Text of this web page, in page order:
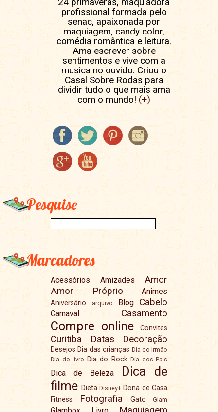
profissional formada pelo
senac, apaixonada por
maquiagem, candy color,
comédia romântica e leitura.
Ama escrever sobre
sentimentos e vive com a
musica no ouvido. Criou o
Casal Sobre Rodas para
dividir tudo o que mais ama
com o mundo! (+)
Pesquise
Marcadores
Acessórios Amizades
Amor
Amor Próprio
Animes
Aniversário arquivo Blog Cabelo
Carnaval Casamento
Compre online Convites
Curitiba Datas Decoração
Desejos Dia das crianças Dia do Irmão
Dia do livro Dia do Rock Dia dos Pais
Dica de Beleza
Dica de
filme Dieta Disney+ Dona de Casa
Fitness
Fotografia Gato Glam